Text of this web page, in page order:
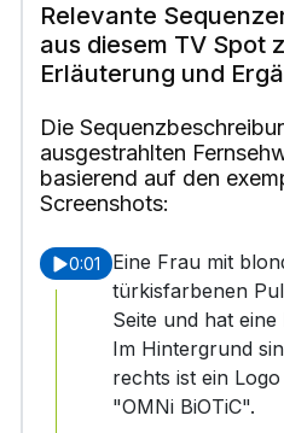
Relevante
aus diesem TV Spot
Erläuterung und
Die
ausgestrahlten
basierend auf den
Screenshots:
0:01
Eine Frau mit
türkisfarbenen
Seite und hat
Im Hintergrund
rechts ist ein
"OMNi BiOTiC".